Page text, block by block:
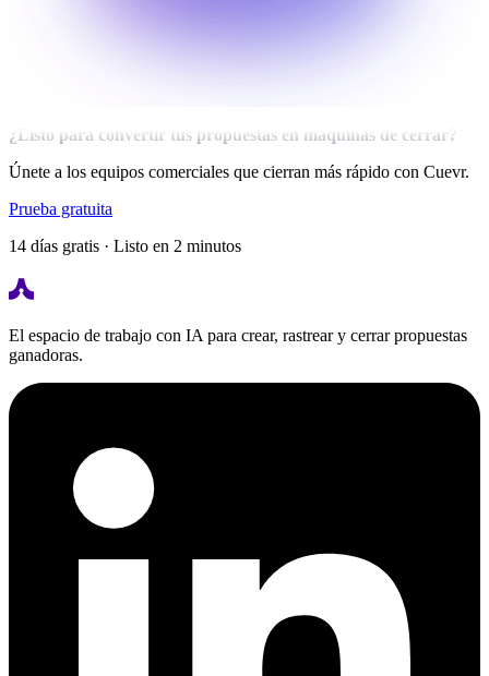
¿Listo para convertir tus propuestas en máquinas de cerrar?
Únete a los equipos comerciales que cierran más rápido con Cuevr.
Prueba gratuita
14 días gratis · Listo en 2 minutos
El espacio de trabajo con IA para crear, rastrear y cerrar propuestas
ganadoras.